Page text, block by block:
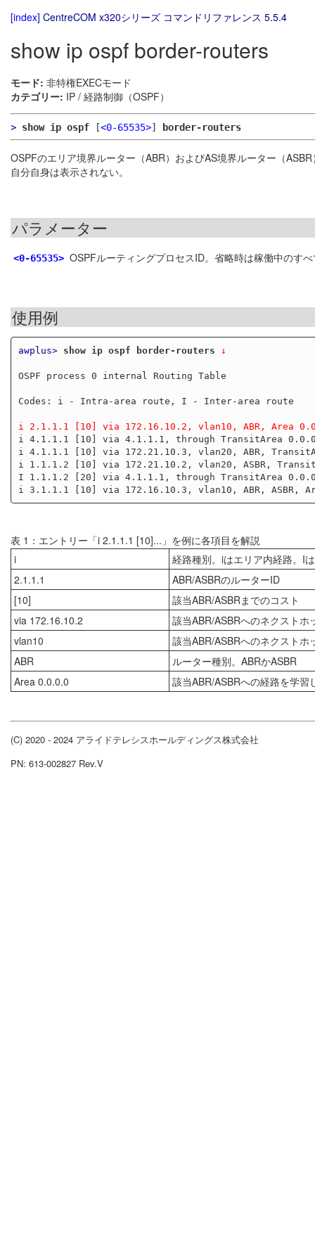
[index] CentreCOM x320シリーズ コマンドリファレンス 5.5.4
show ip ospf border-routers
モード: 非特権EXECモード
カテゴリー: IP / 経路制御（OSPF）
> show ip ospf [<0-65535>] border-routers
OSPFのエリア境界ルーター（ABR）およびAS境界ルーター（
自分自身は表示されない。
パラメーター
<0-65535> OSPFルーティングプロセスID。省略時は稼働中のす
使用例
awplus> show ip ospf border-routers ↓
OSPF process 0 internal Routing Table
Codes: i - Intra-area route, I - Inter-area route
i 2.1.1.1 [10] via 172.16.10.2, vlan10, ABR, Area
i 4.1.1.1 [10] via 4.1.1.1, through TransitArea
i 4.1.1.1 [10] via 172.21.10.3, vlan20, ABR,
i 1.1.1.2 [10] via 172.21.10.2, vlan20, ASBR,
I 1.1.1.2 [20] via 4.1.1.1, through TransitArea
表 1：エントリー「i 2.1.1.1 [10]...」を例に各項目を解説
i
経路種別。iはエリア内経路。I
2.1.1.1
ABR/ASBRのルーターID
[10]
該当ABR/ASBRまでのコスト
via 172.16.10.2
該当ABR/ASBRへのネクストホ
vlan10
該当ABR/ASBRへのネクストホ
ABR
ルーター種別。ABRかASBR
Area 0.0.0.0
該当ABR/ASBRへの経路を学習
(C) 2020 - 2024 アライドテレシスホールディングス株式会社
PN: 613-002827 Rev.V